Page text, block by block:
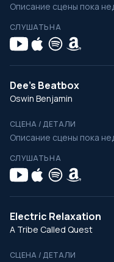
Описание сцены пока
СЛУШАТЬ НА
Dee's Beatbox
Oswin Benjamin
СЦЕНА / ДЕТАЛИ
Описание сцены пока
СЛУШАТЬ НА
Electric Relaxation
A Tribe Called Quest
СЦЕНА / ДЕТАЛИ